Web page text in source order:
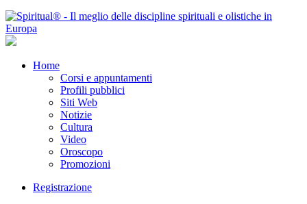
Home
Corsi e appuntamenti
Profili pubblici
Siti Web
Notizie
Cultura
Video
Oroscopo
Promozioni
Registrazione